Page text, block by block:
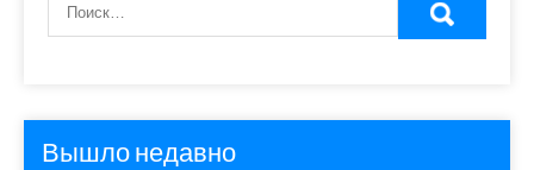
Вышло недавно